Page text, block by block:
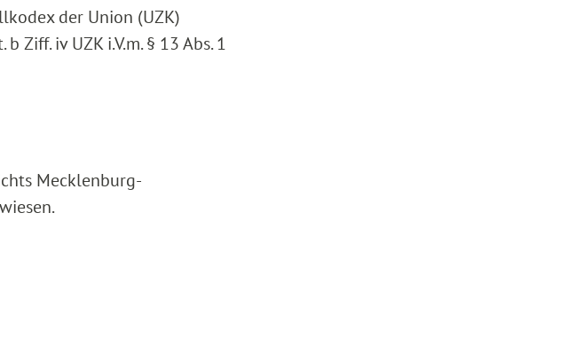
der Union (UZK)
Ziff. iv UZK i.V.m. § 13 Abs. 1
Mecklenburg-